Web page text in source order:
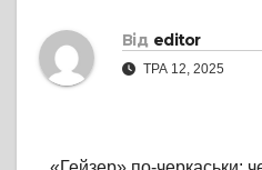
Від editor
ТРА 12, 2025